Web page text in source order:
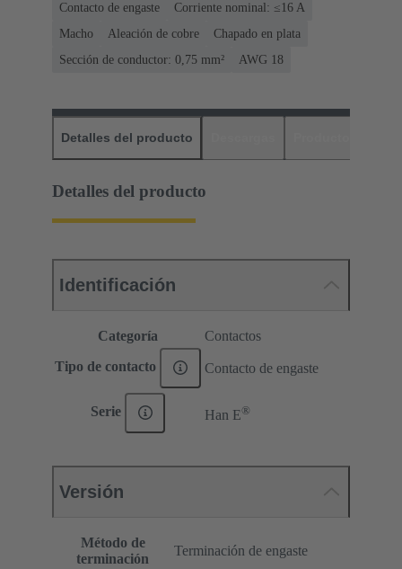
Contacto de engaste
Corriente nominal: ≤16 A
Macho
Aleación de cobre
Chapado en plata
Sección de conductor: 0,75 mm²
AWG 18
Detalles del producto
Detalles del producto
Identificación
Categoría Contactos
Tipo de contacto Contacto de engaste
Serie Han E®
Versión
Método de
terminación
Terminación de engaste